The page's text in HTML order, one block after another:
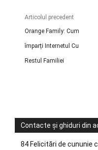
Articolul precedent
Orange Family: Cum
împarți Internetul Cu
Restul Familiei
Contacte și ghiduri din
84 Felicitări de cununie